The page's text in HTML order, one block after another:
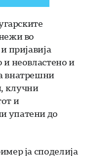
во
пријавија
неовластено и
внатрешни
клучни
и
упатени до
ја споделија